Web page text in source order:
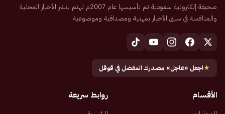
صحيفة إلكترونية سعودية تم تأسيسها عام 2007م تهتم بنشر الأخبار المحلية
والمنافسة في سبق الأخبار بمهنية ومصداقية وموضوعية
★اجعل «عاجل» مصدرك المفضل في قوقل
الأقسام روابط سريعة